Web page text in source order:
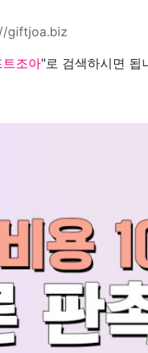
giftjoa.biz
트조아"로 검색하시면 됩